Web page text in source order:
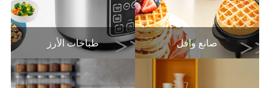
صانع وافل طباخات الأرز